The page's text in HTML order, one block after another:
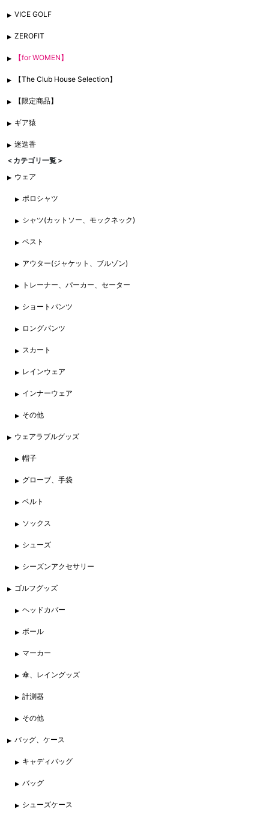
VICE GOLF
ZEROFIT
【for WOMEN】
【The Club House Selection】
【限定商品】
ギア猿
迷迭香
＜カテゴリ一覧＞
ウェア
ポロシャツ
シャツ(カットソー、モックネック)
ベスト
アウター(ジャケット、ブルゾン)
トレーナー、パーカー、セーター
ショートパンツ
ロングパンツ
スカート
レインウェア
インナーウェア
その他
ウェアラブルグッズ
帽子
グローブ、手袋
ベルト
ソックス
シューズ
シーズンアクセサリー
ゴルフグッズ
ヘッドカバー
ボール
マーカー
傘、レイングッズ
計測器
その他
バッグ、ケース
キャディバッグ
バッグ
シューズケース